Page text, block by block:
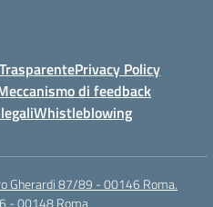
Privacy Policy
di feedback
Whistleblowing
Gherardi 87/89 - 00146 Roma.
- 00148 Roma